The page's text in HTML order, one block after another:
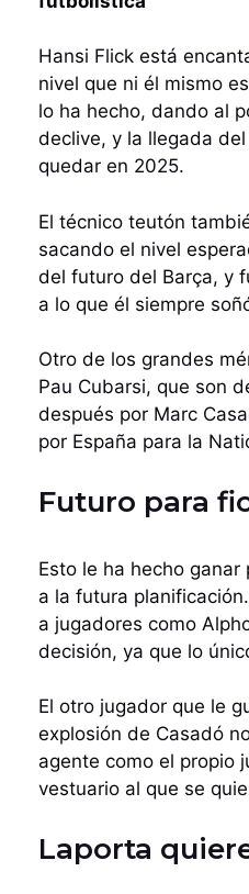
Hansi Flick está
nivel que ni él mismo
lo ha hecho, dando al
declive, y la llegada
quedar en 2025.
El técnico teutón
sacando el nivel
del futuro del Barça, y
a lo que él siempre
Otro de los grandes
Pau Cubarsi, que son
después por Marc
por España para la
Futuro para
Esto le ha hecho
a la futura
a jugadores como
decisión, ya que lo
El otro jugador que le
explosión de Casadó
agente como el propio
vestuario al que se
Laporta